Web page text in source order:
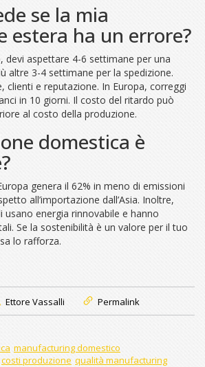
se la mia
estera ha un errore?
aspettare 4-6 settimane per una
altre 3-4 settimane per la spedizione.
clienti e reputazione. In Europa, correggi
in 10 giorni. Il costo del ritardo può
al costo della produzione.
domestica è
genera il 62% in meno di emissioni
all’importazione dall’Asia. Inoltre,
energia rinnovabile e hanno
Se la sostenibilità è un valore per il tuo
lo rafforza.
Ettore Vassalli Permalink
manufacturing domestico
costi produzione qualità manufacturing